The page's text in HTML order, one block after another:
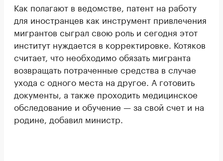
Как полагают в ведомстве, патент на работу
для иностранцев как инструмент привлечения
мигрантов сыграл свою роль и сегодня этот
институт нуждается в корректировке. Котяков
считает, что необходимо обязать мигранта
возвращать потраченные средства в случае
ухода с одного места на другое. А готовить
документы, а также проходить медицинское
обследование и обучение — за свой счет и на
родине, добавил министр.